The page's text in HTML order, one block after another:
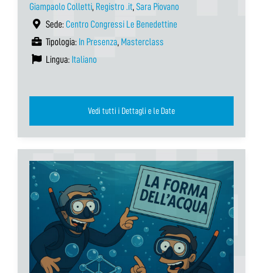
Giampaolo Colletti, Registro .it, Sara Piovano
Sede: Centro Congressi Le Benedettine
Tipologia: In Presenza, Masterclass
Lingua: Italiano
Vedi tutti i Dettagli e le Date